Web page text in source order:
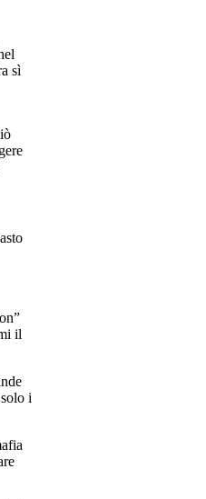
sì
il
i